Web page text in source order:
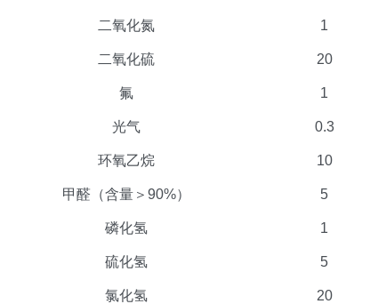
二氧化氮 1
二氧化硫 20
氟 1
光气 0.3
环氧乙烷 10
甲醛（含量＞90%） 5
磷化氢 1
硫化氢 5
氯化氢 20